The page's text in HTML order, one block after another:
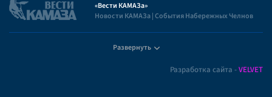
«Вести КАМАЗа»
Новости КАМАЗа | События Набережных Челнов
Развернуть
Разработка сайта -VELVET